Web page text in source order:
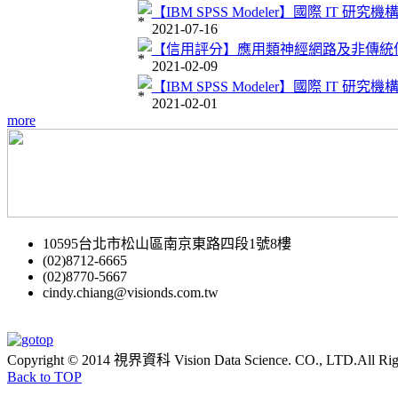
【IBM SPSS Modeler】國際 IT 研究機
2021-07-16
【信用評分】應用類神經網路及非傳
2021-02-09
【IBM SPSS Modeler】國際 IT 研究機
2021-02-01
more
10595台北市松山區南京東路四段1號8樓
(02)8712-6665
(02)8770-5667
cindy.chiang@visionds.com.tw
Copyright © 2014 視界資科 Vision Data Science. CO., LTD.All
Back to TOP